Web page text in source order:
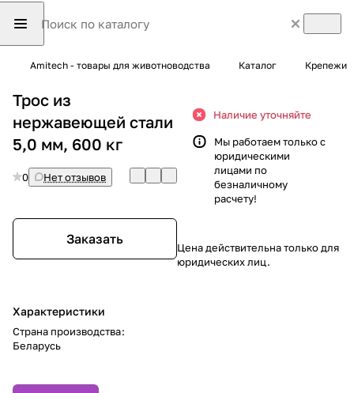
Amitech - товары для животноводства Каталог Крепежи
Трос из
нержавеющей стали
5,0 мм, 600 кг
0 Нет отзывов
Заказать
Характеристики
Страна производства:
Беларусь
Наличие уточняйте
Мы работаем только с
юридическими
лицами по
безналичному
расчету!
Цена действительна только для
юридических лиц.